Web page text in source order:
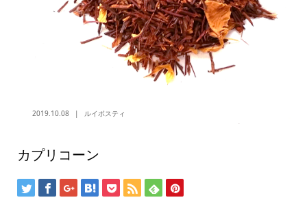
2019.10.08 ルイボスティ
カプリコーン